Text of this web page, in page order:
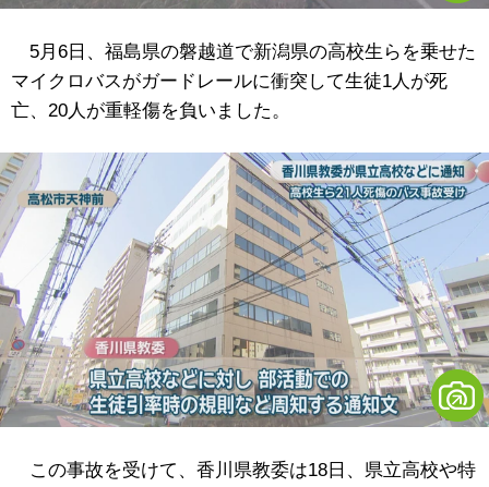
5月6日、福島県の磐越道で新潟県の高校生らを乗せた
マイクロバスがガードレールに衝突して生徒1人が死
亡、20人が重軽傷を負いました。
この事故を受けて、香川県教委は18日、県立高校や特